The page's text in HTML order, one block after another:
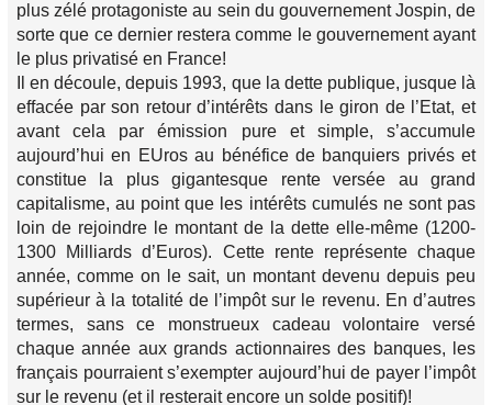
plus zélé protagoniste au sein du gouvernement Jospin, de
sorte que ce dernier restera comme le gouvernement ayant
le plus privatisé en France!
Il en découle, depuis 1993, que la dette publique, jusque là
effacée par son retour d’intérêts dans le giron de l’Etat, et
avant cela par émission pure et simple, s’accumule
aujourd’hui en EUros au bénéfice de banquiers privés et
constitue la plus gigantesque rente versée au grand
capitalisme, au point que les intérêts cumulés ne sont pas
loin de rejoindre le montant de la dette elle-même (1200-
1300 Milliards d’Euros). Cette rente représente chaque
année, comme on le sait, un montant devenu depuis peu
supérieur à la totalité de l’impôt sur le revenu. En d’autres
termes, sans ce monstrueux cadeau volontaire versé
chaque année aux grands actionnaires des banques, les
français pourraient s’exempter aujourd’hui de payer l’impôt
sur le revenu (et il resterait encore un solde positif)!